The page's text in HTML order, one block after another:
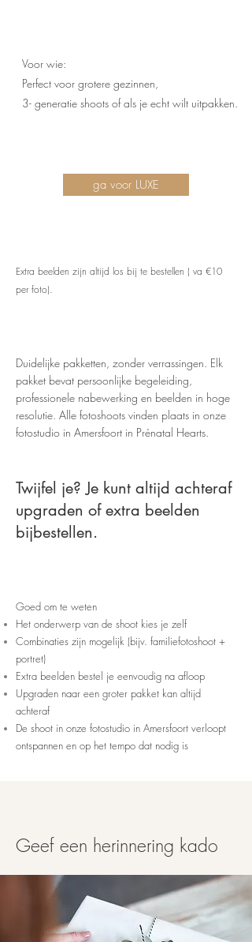
Voor wie:
Perfect voor grotere gezinnen,
3- generatie shoots of als je echt wilt uitpakken.
ga voor LUXE
Extra beelden zijn altijd los bij te bestellen ( va €10
per foto).
​​Duidelijke pakketten, zonder verrassingen. Elk
pakket bevat persoonlijke begeleiding,
professionele nabewerking en beelden in hoge
resolutie. Alle fotoshoots vinden plaats in onze
fotostudio in Amersfoort in Prénatal Hearts.
Twijfel je? Je kunt altijd achteraf
upgraden of extra beelden
bijbestellen.
Goed om te weten
Het onderwerp van de shoot kies je zelf
Combinaties zijn mogelijk (bijv. familiefotoshoot +
portret)
Extra beelden bestel je eenvoudig na afloop
Upgraden naar een groter pakket kan altijd
achteraf
De shoot in onze fotostudio in Amersfoort verloopt
ontspannen en op het tempo dat nodig is
Geef een herinnering kado